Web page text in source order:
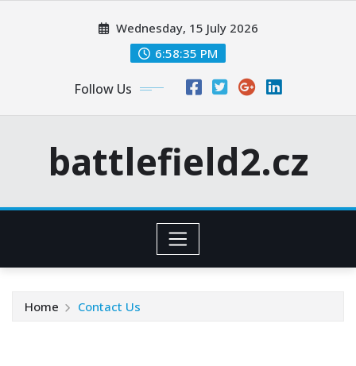
Wednesday, 15 July 2026
6:58:36 PM
Follow Us
battlefield2.cz
Home Contact Us